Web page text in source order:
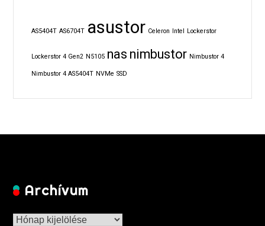
AS5404T AS6704T asustor Celeron Intel Lockerstor
Lockerstor 4 Gen2 N5105 nas nimbustor Nimbustor 4
Nimbustor 4 AS5404T NVMe SSD
Archívum
Archívum